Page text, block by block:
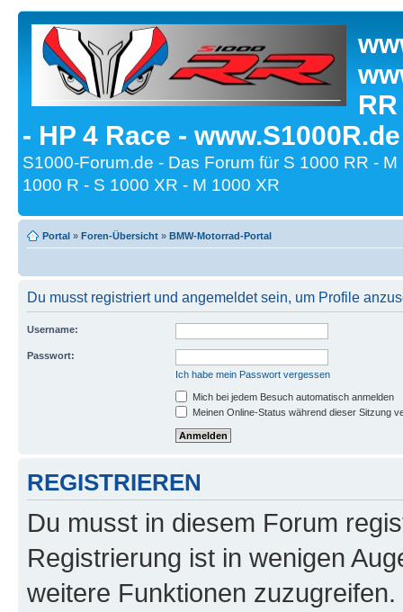
- HP 4 Race -
S1000-Forum.de - Das Forum für S 1000 RR -
1000 R - S 1000 XR - M 1000 XR
Portal » Foren-Übersicht » BMW-Motorrad-Portal
Du musst registriert und angemeldet sein, um Profile
Username:
Passwort:
Ich habe mein Passwort vergessen
Mich bei jedem Besuch automatisch anmelden
Meinen Online-Status während dieser Sitzung
REGISTRIEREN
Du musst in diesem Forum
Registrierung ist in wenigen
weitere Funktionen